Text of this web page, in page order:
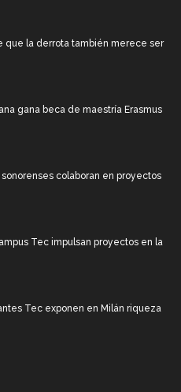
que la derrota también merece ser
gana beca de maestría Erasmus
colaboran en proyectos
Tec impulsan proyectos en la
Tec exponen en Milán riqueza